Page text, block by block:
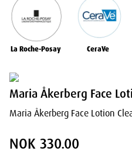
La Roche-Posay CeraVe
Maria Åkerberg Face
Maria Åkerberg Face Lotion
NOK 330.00